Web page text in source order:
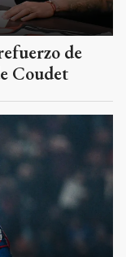
de
Coudet